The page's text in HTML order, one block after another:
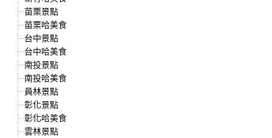
苗栗景點
苗栗哈美食
台中景點
台中哈美食
南投景點
南投哈美食
員林景點
彰化景點
彰化哈美食
雲林景點